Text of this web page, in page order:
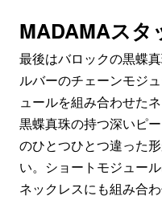
MADAMAスタ
最後はバロックの黒蝶
ルバーのチェーンモジ
ュールを組み合わせたネ
黒蝶真珠の持つ深いピ
のひとつひとつ違った
い。ショートモジュー
ネックレスにも組み合